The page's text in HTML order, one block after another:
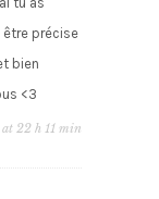
précise
bien
<3
22 h 11 min